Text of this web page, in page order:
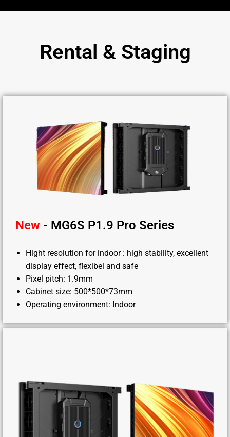
Rental & Staging
New - MG6S P1.9 Pro Series
Hight resolution for indoor : high stability, excellent
display effect, flexibel and safe
Pixel pitch: 1.9mm
Cabinet size: 500*500*73mm
Operating environment: Indoor